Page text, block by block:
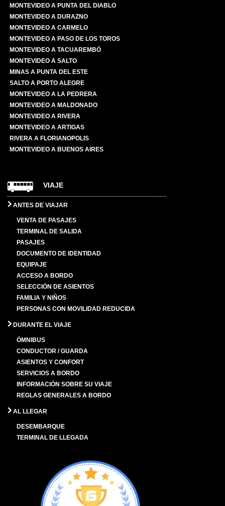
MONTEVIDEO A PUNTA DEL DIABLO
MONTEVIDEO A DURAZNO
MONTEVIDEO A CARMELO
MONTEVIDEO A PASO DE LOS TOROS
MONTEVIDEO A TACUAREMBÓ
MONTEVIDEO A SALTO
MINAS A PUNTA DEL ESTE
SALTO A PORTO ALEGRE
MONTEVIDEO A LA PEDRERA
MONTEVIDEO A MALDONADO
MONTEVIDEO A RIVERA
MONTEVIDEO A ARTIGAS
RIVERA A FLORIANOPOLIS
MONTEVIDEO A BUENOS AIRES
VIAJE
ANTES DE VIAJAR
VENTA DE PASAJES
TERMINAL DE SALIDA
PASAJES
DOCUMENTO DE IDENTIDAD
EQUIPAJE
ACCESO A BORDO
SELECCIÓN DE ASIENTOS
FAMILIA Y NIÑOS
PERSONAS CON MOVILIDAD REDUCIDA
DURANTE EL VIAJE
ÓMNIBUS
CONDUCTOR / GUARDA
ASIENTOS Y CONFORT
SERVICIOS A BORDO
INFORMACIÓN SOBRE SU VIAJE
REGLAS GENERALES A BORDO
AL LLEGAR
DESEMBARQUE
TERMINAL DE LLEGADA